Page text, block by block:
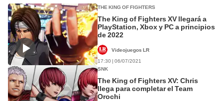
THE KING OF FIGHTERS
The King of Fighters XV llegará a
PlayStation, Xbox y PC a principios
de 2022
Videojuegos LR
17:30 | 06/07/2021
SNK
The King of Fighters XV: Chris
llega para completar el Team
Orochi